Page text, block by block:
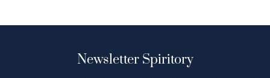
Newsletter Spiritory